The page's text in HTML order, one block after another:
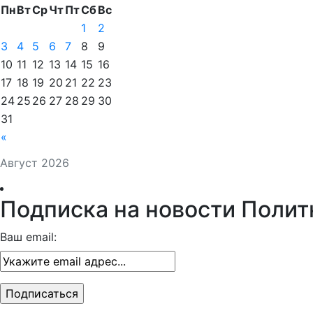
Август 2026
ПнВтСрЧтПтСбВс
«
1
2
3
4 5 6 7 8
9
10 11 12 13 14 15 16
17 18 19 20 21 22 23
24 25 26 27 28 29 30
31
Подписка на новости
Ваш email: